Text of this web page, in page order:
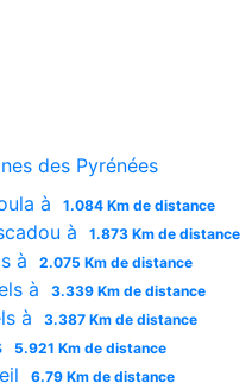
des Pyrénées
à
1.084 Km de distance
à 1.873 Km de distance
à 2.075 Km de distance
à 3.339 Km de distance
à 3.387 Km de distance
5.921 Km de distance
6.79 Km de distance